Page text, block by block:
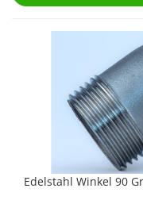
Edelstahl Winkel 90